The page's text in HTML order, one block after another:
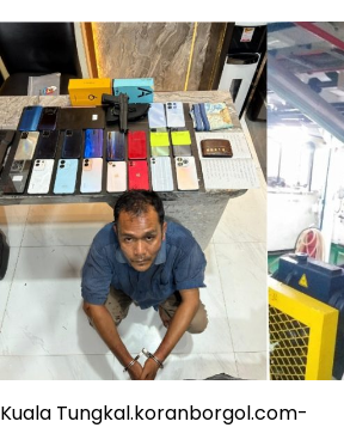
Kuala Tungkal.koranborgol.com-